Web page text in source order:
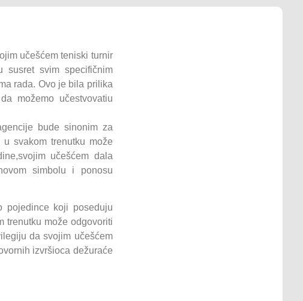
učešćem teniski turnir
susret svim specifičnim
rada. Ovo je bila prilika
možemo učestvovatiu
bude sinonim za
svakom trenutku može
učešćem dala
simbolu i ponosu
pojedince koji poseduju
trenutku može odgovoriti
da svojim učešćem
izvršioca dežuraće